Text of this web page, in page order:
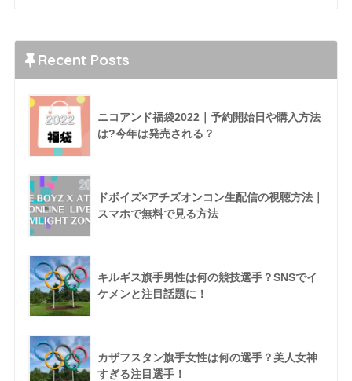
Recent Posts
ニコアンド福袋2022｜予約開始日や購入方法
は?今年は発売される？
ドボイズ×アチズオンコン生配信の視聴方法｜
スマホで無料で見る方法
キルギス旗手男性は何の競技選手？SNSでイ
ケメンと注目話題に！
カザフスタン旗手女性は何の選手？美人女神
すぎる注目選手！